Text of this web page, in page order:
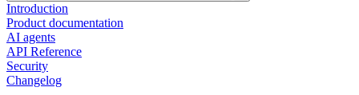
Introduction
Product documentation
AI agents
API Reference
Security
Changelog